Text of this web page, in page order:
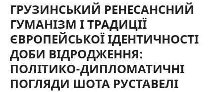
ГРУЗИНСЬКИЙ РЕНЕСАНСНИЙ
ГУМАНІЗМ І ТРАДИЦІЇ
ЄВРОПЕЙСЬКОЇ ІДЕНТИЧНОСТІ
ДОБИ ВІДРОДЖЕННЯ:
ПОЛІТИКО-ДИПЛОМАТИЧНІ
ПОГЛЯДИ ШОТА РУСТАВЕЛІ